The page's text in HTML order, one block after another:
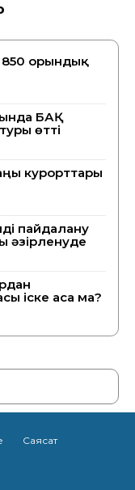
850 орындық
БАҚ
өтті
курорттары
пайдалану
әзірленуде
іске аса ма?
Саясат